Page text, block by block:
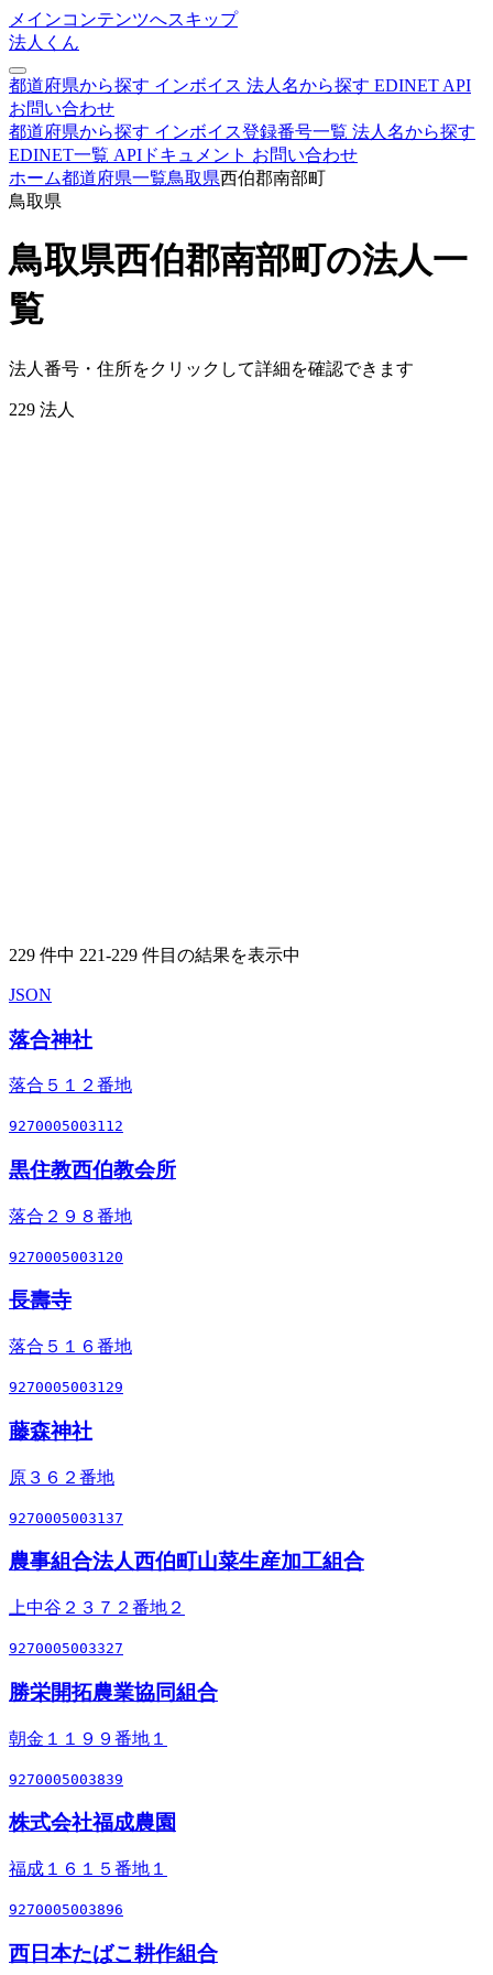
メインコンテンツへスキップ
法人くん
都道府県から探す インボイス 法人名から探す EDINET API
お問い合わせ
都道府県から探す インボイス登録番号一覧 法人名から探す
EDINET一覧 APIドキュメント お問い合わせ
ホーム都道府県一覧鳥取県西伯郡南部町
鳥取県
鳥取県西伯郡南部町の法人一
覧
法人番号・住所をクリックして詳細を確認できます
229 法人
229 件中 221-229 件目の結果を表示中
JSON
落合神社
落合５１２番地
9270005003112
黒住教西伯教会所
落合２９８番地
9270005003120
長壽寺
落合５１６番地
9270005003129
藤森神社
原３６２番地
9270005003137
農事組合法人西伯町山菜生産加工組合
上中谷２３７２番地２
9270005003327
勝栄開拓農業協同組合
朝金１１９９番地１
9270005003839
株式会社福成農園
福成１６１５番地１
9270005003896
西日本たばこ耕作組合